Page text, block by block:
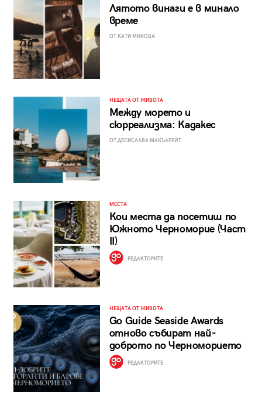
Лятото винаги е в минало
време
ОТ КАТИ МИКОВА
НЕЩАТА ОТ ЖИВОТА
Между морето и
сюрреализма: Кадакес
ОТ ДЕСИСЛАВА МАКЪЛРЕЙТ
МЕСТА
Кои места да посетиш по
Южното Черноморие (Част
II)
РЕДАКТОРИТЕ
НЕЩАТА ОТ ЖИВОТА
Go Guide Seaside Awards
отново събират най-
доброто по Черноморието
РЕДАКТОРИТЕ